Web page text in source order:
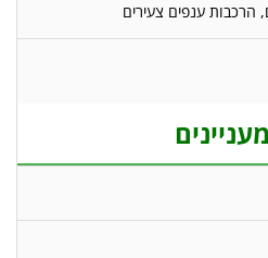
הרכבות ענפים צעירים